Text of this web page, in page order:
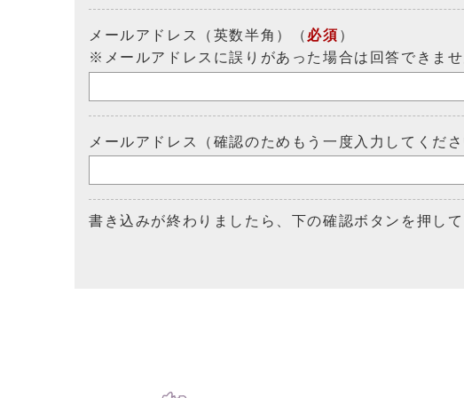
メールアドレス（英数半角）（ 必須 ）
※メールアドレスに誤りがあった場合は回答できま
メールアドレス（確認のためもう一度入力してくだ
書き込みが終わりましたら、下の確認ボタンを押して